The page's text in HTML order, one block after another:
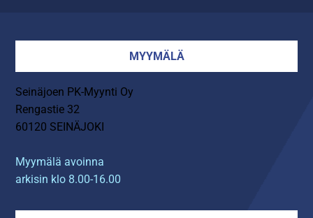
MYYMÄLÄ
Seinäjoen PK-Myynti Oy
Rengastie 32
60120 SEINÄJOKI
Myymälä avoinna
arkisin klo 8.00-16.00